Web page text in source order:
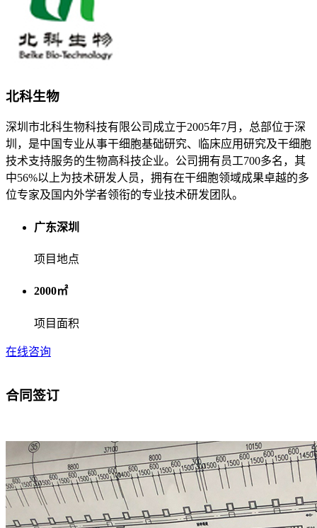
北科生物
深圳市北科生物科技有限公司成立于2005年7月，总部位于深
圳，是中国专业从事干细胞基础研究、临床应用研究及干细胞
技术支持服务的生物高科技企业。公司拥有员工700多名，其
中56%以上为技术研发人员，拥有在干细胞领域成果卓越的多
位专家及国内外学者领衔的专业技术研发团队。
广东深圳
项目地点
2000㎡
项目面积
在线咨询
合同签订